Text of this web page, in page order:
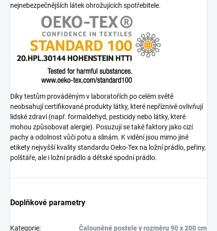
nejnebezpečnějších látek ohrožujících spotřebitele.
Díky testům prováděným v laboratořích po celém světě
neobsahují certifikované produkty látky, které nepříznivě ovlivňují
lidské zdraví (např. formaldehyd, pesticidy nebo látky, které
mohou způsobovat alergie). Posuzují se také faktory jako cizí
pachy a odolnost vůči potu a slinám. K vidění jsou mimo jiné
etikety nejvyšší kvality standardu Oeko-Tex na ložní prádlo, peřiny,
polštáře, ale i ložní prádlo a dětské spodní prádlo.
Doplňkové parametry
Kategorie: Čalouněné postele v rozměru 90 x 200 cm